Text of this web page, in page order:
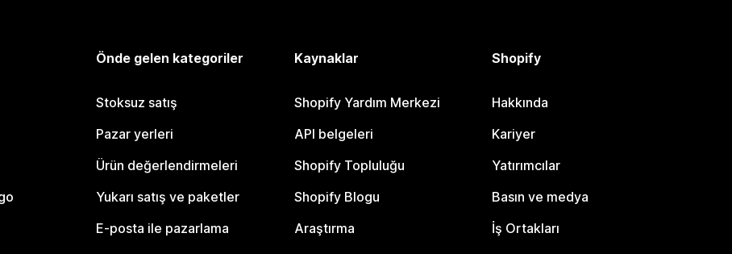
Önde gelen kategoriler
Stoksuz satış
Pazar yerleri
Ürün değerlendirmeleri
Yukarı satış ve paketler
E-posta ile pazarlama
Kaynaklar
Shopify Yardım Merkezi
API belgeleri
Shopify Topluluğu
Shopify Blogu
Araştırma
Shopify
Hakkında
Kariyer
Yatırımcılar
Basın ve medya
İş Ortakları